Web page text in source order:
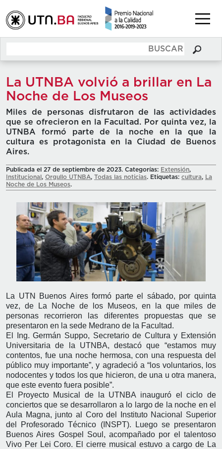
La UTNBA volvió a brillar en La
Noche de Los Museos
Miles de personas disfrutaron de las actividades
que se ofrecieron en la Facultad. Por quinta vez, la
UTNBA formó parte de la noche en la que la
cultura es protagonista en la Ciudad de Buenos
Aires.
Publicada el 27 de septiembre de 2023. Categorías: Extensión,
Institucional , Orgullo UTNBA, Todas las noticias. Etiquetas: cultura, La
Noche de Los Museos.
La UTN Buenos Aires formó parte el sábado, por quinta
vez, de La Noche de los Museos, en la que miles de
personas recorrieron las diferentes propuestas que se
presentaron en la sede Medrano de la Facultad.
El Ing. Germán Suppo, Secretario de Cultura y Extensión
Universitaria de la UTNBA, destacó que “estamos muy
contentos, fue una noche hermosa, con una respuesta del
público muy importante”, y agradeció a “los voluntarios, los
nodocentes y todos los que hicieron, de una u otra manera,
que este evento fuera posible”.
El Proyecto Musical de la UTNBA inauguró el ciclo de
conciertos que se desarrollaron a lo largo de la noche en el
Aula Magna, junto al Coro del Instituto Nacional Superior
del Profesorado Técnico (INSPT). Luego se presentaron
Buenos Aires Gospel Soul, acompañado por el talentoso
Vivo Per Lei Coro. El cierre musical estuvo a cargo de La